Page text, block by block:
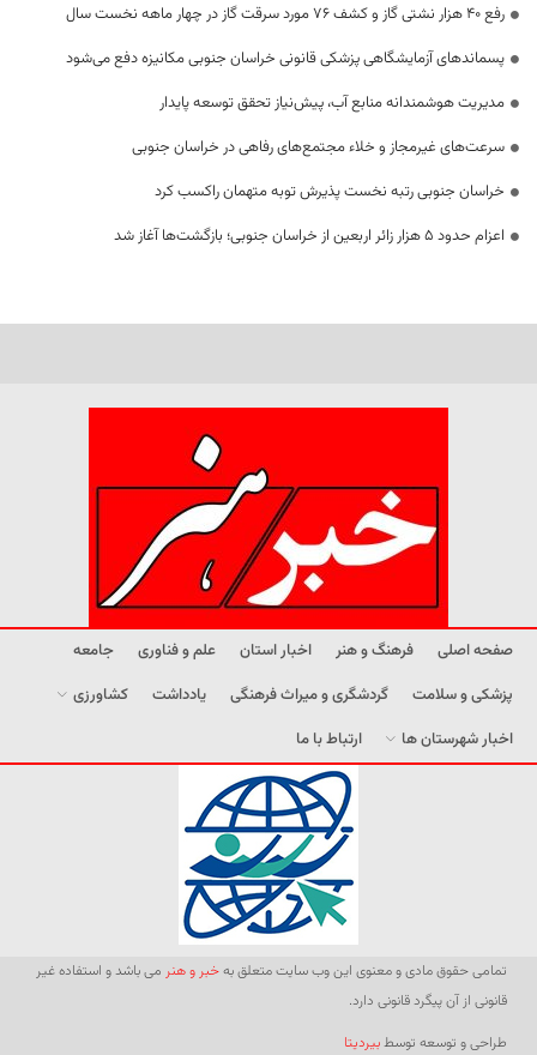
رفع 40 هزار نشتی گاز و کشف 76 مورد سرقت گاز در چهار ماهه نخست سال
پسماندهای آزمایشگاهی پزشکی قانونی خراسان جنوبی مکانیزه دفع می‌شود
مدیریت هوشمندانه منابع آب، پیش‌نیاز تحقق توسعه پایدار
سرعت‌های غیرمجاز و خلاء مجتمع‌های رفاهی در خراسان جنوبی
خراسان جنوبی رتبه نخست پذیرش توبه متهمان راکسب کرد
اعزام حدود 5 هزار زائر اربعین از خراسان جنوبی؛ بازگشت‌ها آغاز شد
صفحه اصلی فرهنگ و هنر اخبار استان علم و فناوری
جامعه
پزشکی و سلامت
گردشگری و میراث فرهنگی یادداشت
کشاورزی
اخبار شهرستان ها
ارتباط با ما
تمامی حقوق مادی و معنوی این وب سایت متعلق بهخبر و هنر می باشد و استفاده غیر
قانونی از آن پیگرد قانونی دارد.
طراحی و توسعه توسطبیردیتا